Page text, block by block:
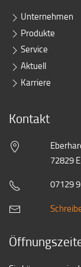
Unternehmen
Produkte
Service
Aktuell
Karriere
Kontakt
72829
07129
Öffnungszeiten